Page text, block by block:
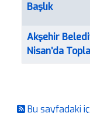
Makaleler
Başlık
Akşehir
Nisan’da
Bu sayfadaki